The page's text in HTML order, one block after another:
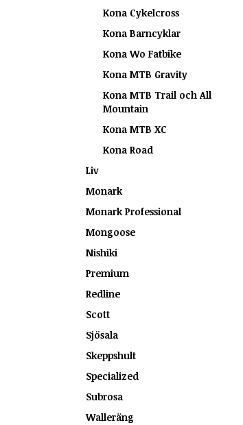
Kona Cykelcross
Kona Barncyklar
Kona Wo Fatbike
Kona MTB Gravity
Kona MTB Trail och All
Mountain
Kona MTB XC
Kona Road
Liv
Monark
Monark Professional
Mongoose
Nishiki
Premium
Redline
Scott
Sjösala
Skeppshult
Specialized
Subrosa
Walleräng